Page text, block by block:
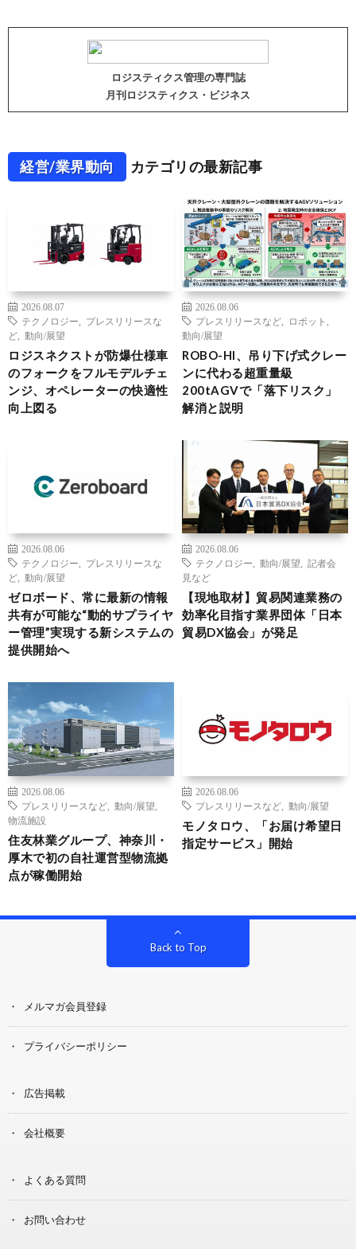
ロジスティクス管理の専門誌
月刊ロジスティクス・ビジネス
経営/業界動向 カテゴリの最新記事
2026.08.07
テクノロジー
プレスリリースな
ど
動向/展望
ロジスネクストが防爆仕様車
のフォークをフルモデルチェ
ンジ、オペレーターの快適性
向上図る
2026.08.06
プレスリリースなど
ロボット
動向/展望
ROBO-HI、吊り下げ式クレー
ンに代わる超重量級
200tAGVで「落下リスク」
解消と説明
2026.08.06
テクノロジー
プレスリリースな
ど
動向/展望
ゼロボード、常に最新の情報
共有が可能な“動的サプライヤ
ー管理”実現する新システムの
提供開始へ
2026.08.06
テクノロジー
動向/展望
記者会
見など
【現地取材】貿易関連業務の
効率化目指す業界団体「日本
貿易DX協会」が発足
2026.08.06
プレスリリースなど
動向/展望
物流施設
住友林業グループ、神奈川・
厚木で初の自社運営型物流拠
点が稼働開始
2026.08.06
プレスリリースなど
動向/展望
モノタロウ、「お届け希望日
指定サービス」開始
Back to Top
メルマガ会員登録
プライバシーポリシー
広告掲載
会社概要
よくある質問
お問い合わせ